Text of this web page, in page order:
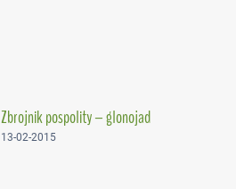
Zbrojnik pospolity – glonojad
13-02-2015